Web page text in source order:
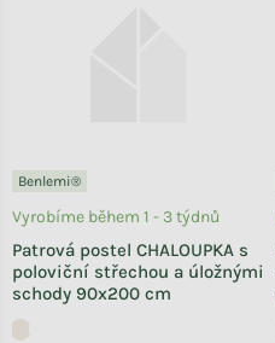
Benlemi®
Patrová postel CHALOUPKA s
poloviční střechou a úložnými
schody 90x200 cm
Vyrobíme během 1 - 3 týdnů